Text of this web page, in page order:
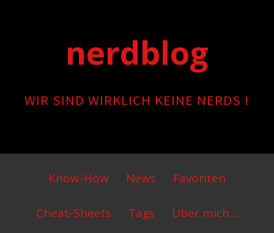
nerdblog
WIR SIND WIRKLICH KEINE NERDS !
Primary
Menu
Know-How News Favoriten
Cheat-Sheets Tags Über mich…